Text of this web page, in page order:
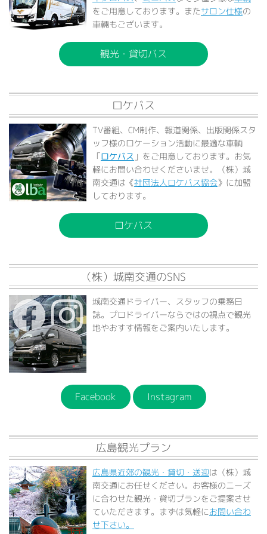
をご用意しております。またサロン仕様の
車輛もございます。
観光・貸切バス
ロケバス
TV番組、CM制作、報道関係、出版関係スタ
ッフ様のロケーション活動に最適な車輌
「ロケバス 」をご用意しております。お気
軽にお問い合わせくださいませ。（株）城
南交通は《社団法人ロケバス協会》に加盟
しております。
ロケバス
（株）城南交通のSNS
城南交通ドライバー、スタッフの乗務日
誌。プロドライバーならではの視点で観光
地やおすす情報をご案内いたします。
Facebook Instagram
広島観光プラン
広島県近郊の観光・貸切・送迎は（株）城
南交通にお任せください。お客様のニーズ
に合わせた観光・貸切プランをご提案させ
ていただきます。まずは気軽にお問い合わ
せ下さい。